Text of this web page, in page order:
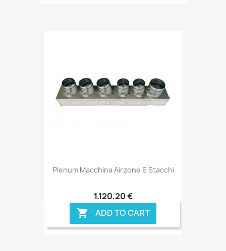
Plenum Macchina Airzone 6 Stacchi
1.120,20 €
 ADD TO CART